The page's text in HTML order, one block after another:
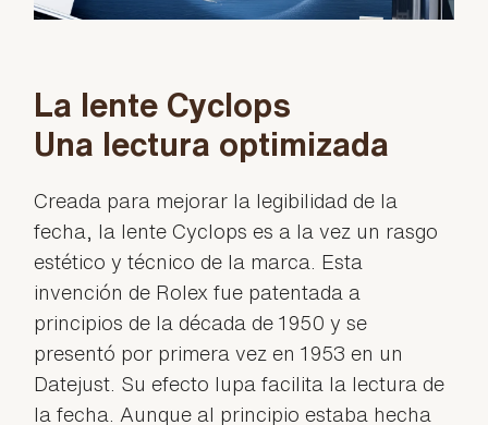
La lente Cyclops
Una lectura optimizada
Creada para mejorar la legibilidad de la
fecha, la lente Cyclops es a la vez un rasgo
estético y técnico de la marca. Esta
invención de Rolex fue patentada a
principios de la década de 1950 y se
presentó por primera vez en 1953 en un
Datejust. Su efecto lupa facilita la lectura de
la fecha. Aunque al principio estaba hecha